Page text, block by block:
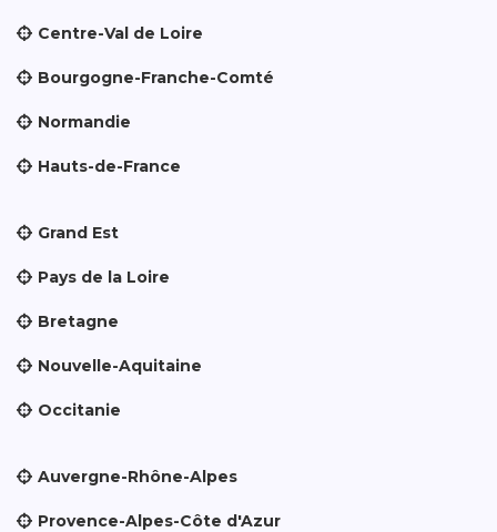
Centre-Val de Loire
Bourgogne-Franche-Comté
Normandie
Hauts-de-France
Grand Est
Pays de la Loire
Bretagne
Nouvelle-Aquitaine
Occitanie
Auvergne-Rhône-Alpes
Provence-Alpes-Côte d'Azur